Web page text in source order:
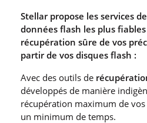
Stellar propose les services
données flash les plus
récupération sûre de vos
partir de vos disques flash :
Avec des outils de
développés de manière
récupération maximum de
un minimum de temps.